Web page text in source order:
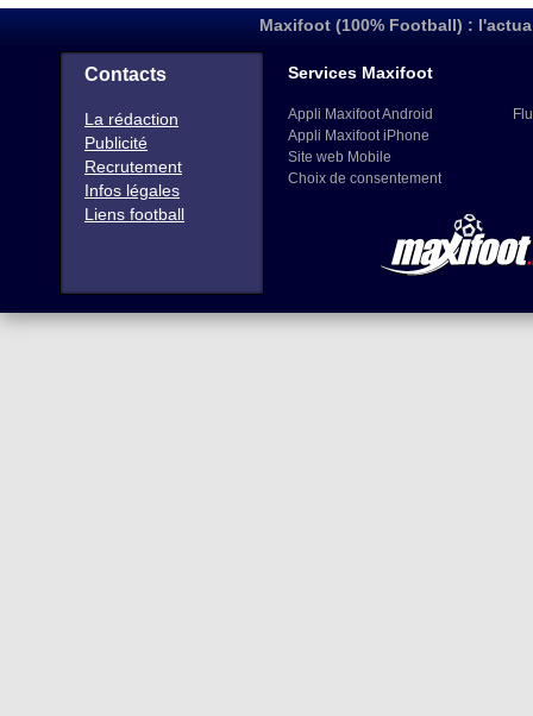
Maxifoot (100% Football) :
Contacts
La rédaction
Publicité
Recrutement
Infos légales
Liens football
Services Maxifoot
Appli Maxifoot Android
Appli Maxifoot iPhone
Site web Mobile
Choix de consentement